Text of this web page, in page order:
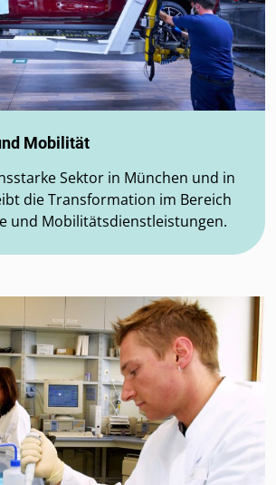
Mobilität
Sektor in München und in
die Transformation im Bereich
und Mobilitätsdienstleistungen.